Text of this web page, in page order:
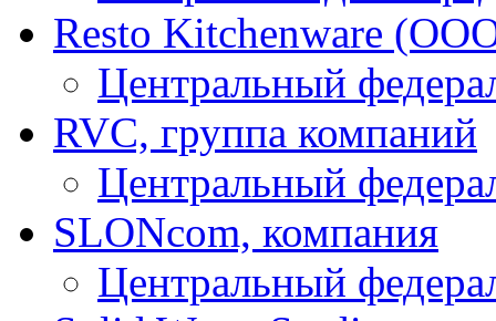
Resto Kitchenware
Центральный
RVC, группа компаний
Центральный
SLONcom, компания
Центральный